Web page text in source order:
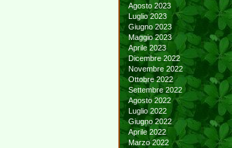
Agosto 2023
Luglio 2023
Giugno 2023
Maggio 2023
Aprile 2023
Dicembre 2022
Novembre 2022
Ottobre 2022
Settembre 2022
Agosto 2022
Luglio 2022
Giugno 2022
Aprile 2022
Marzo 2022